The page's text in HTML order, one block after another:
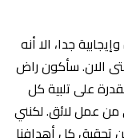
جدا، الا أنه
الان. سأكون راض
على تلبية كل
من عمل لائق. لكنني